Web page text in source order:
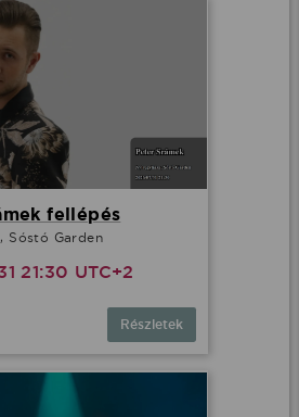
fellépés
Sóstó Garden
21:30 UTC+2
Részletek